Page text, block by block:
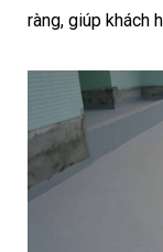
ràng, giúp khách